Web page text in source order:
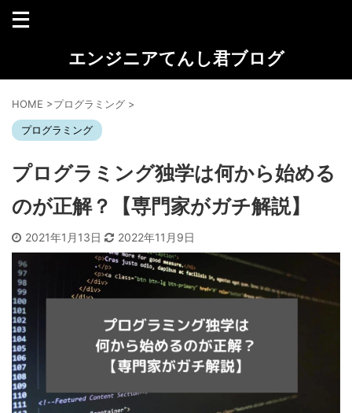
エンジニアてんし君ブログ
HOME >プログラミング >
プログラミング
プログラミング独学は何から始める
のが正解？【専門家がガチ解説】
2021年1月13日 2022年11月9日